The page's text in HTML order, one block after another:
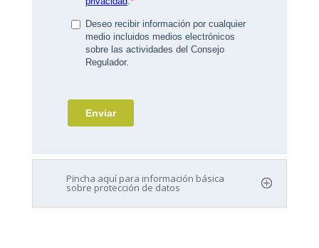
Pincha aquí para información básica
sobre protección de datos